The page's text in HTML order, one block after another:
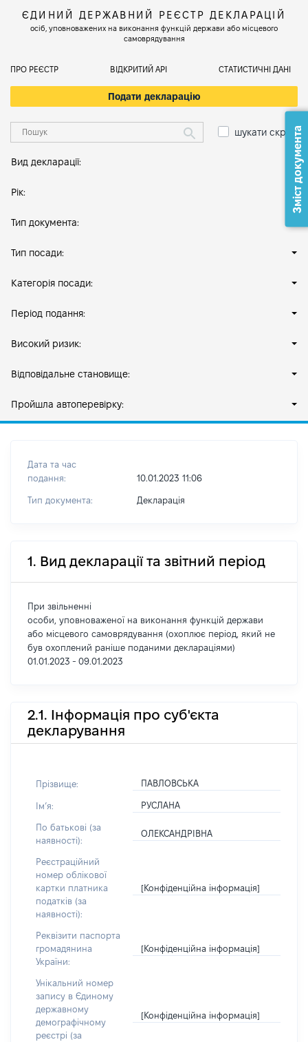
ЄДИНИЙ ДЕРЖАВНИЙ РЕЄСТР ДЕКЛАРАЦІЙ
осіб, уповноважених на виконання функцій держави або місцевого
самоврядування
ПРО РЕЄСТР ВІДКРИТИЙ АРІ СТАТИСТИЧНІ ДАНІ
Подати декларацію
шукати скрізь
Вид декларації:
Рік:
Тип документа:
Тип посади:
Категорія посади:
Період подання:
Високий ризик:
Відповідальне становище:
Пройшла автоперевірку:
Дата та час
подання:
10.01.2023 11:06
Тип документа: Декларація
1. Вид декларації та звітний період
При звільненні
особи, уповноваженої на виконання функцій держави
або місцевого самоврядування (охоплює період, який не
був охоплений раніше поданими деклараціями)
01.01.2023 - 09.01.2023
2.1. Інформація про суб'єкта
декларування
Прізвище: ПАВЛОВСЬКА
Імʼя: РУСЛАНА
По батькові (за
наявності):
ОЛЕКСАНДРІВНА
Реєстраційний
номер облікової
картки платника
податків (за
наявності):
[Конфіденційна інформація]
Реквізити паспорта
громадянина
України:
[Конфіденційна інформація]
Унікальний номер
запису в Єдиному
державному
демографічному
реєстрі (за
[Конфіденційна інформація]
Зміст документа